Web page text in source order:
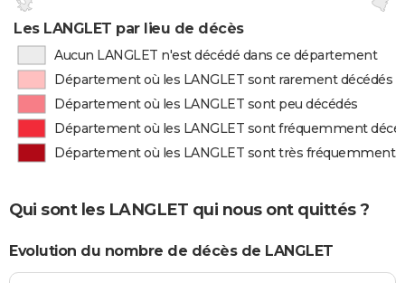
Les LANGLET par lieu de décès
Aucun LANGLET n'est décédé dans ce département
Département où les LANGLET sont rarement décédés
Département où les LANGLET sont peu décédés
Département où les LANGLET sont fréquemment
Département où les LANGLET sont très fréquemment
Qui sont les LANGLET qui nous ont quittés ?
Evolution du nombre de décès de LANGLET